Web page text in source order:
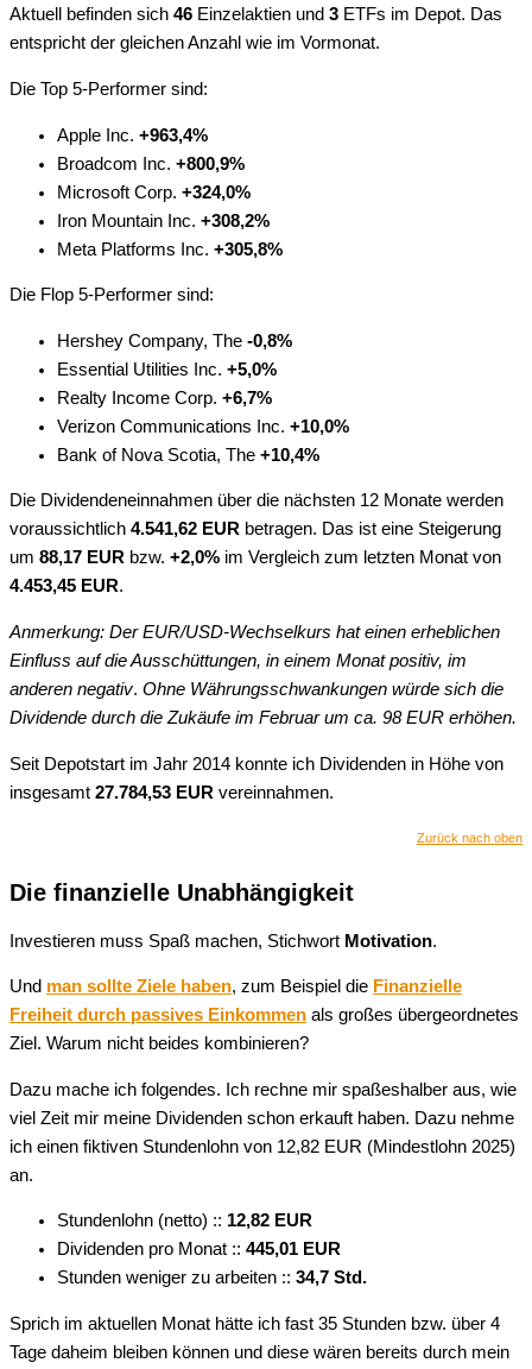
Aktuell befinden sich 46 Einzelaktien und 3 ETFs im Depot. Das
entspricht der gleichen Anzahl wie im Vormonat.
Die Top 5-Performer sind:
Apple Inc. +963,4%
Broadcom Inc. +800,9%
Microsoft Corp. +324,0%
Iron Mountain Inc. +308,2%
Meta Platforms Inc. +305,8%
Die Flop 5-Performer sind:
Hershey Company, The -0,8%
Essential Utilities Inc. +5,0%
Realty Income Corp. +6,7%
Verizon Communications Inc. +10,0%
Bank of Nova Scotia, The +10,4%
Die Dividendeneinnahmen über die nächsten 12 Monate werden
voraussichtlich 4.541,62 EUR betragen. Das ist eine Steigerung
um 88,17 EUR bzw. +2,0% im Vergleich zum letzten Monat von
4.453,45 EUR.
Anmerkung: Der EUR/USD-Wechselkurs hat einen erheblichen
Einfluss auf die Ausschüttungen, in einem Monat positiv, im
anderen negativ. Ohne Währungsschwankungen würde sich die
Dividende durch die Zukäufe im Februar um ca. 98 EUR erhöhen.
Seit Depotstart im Jahr 2014 konnte ich Dividenden in Höhe von
insgesamt 27.784,53 EUR vereinnahmen.
Zurück nach oben
Die finanzielle Unabhängigkeit
Investieren muss Spaß machen, Stichwort Motivation.
Und man sollte Ziele haben, zum Beispiel die Finanzielle
Freiheit durch passives Einkommen als großes übergeordnetes
Ziel. Warum nicht beides kombinieren?
Dazu mache ich folgendes. Ich rechne mir spaßeshalber aus, wie
viel Zeit mir meine Dividenden schon erkauft haben. Dazu nehme
ich einen fiktiven Stundenlohn von 12,82 EUR (Mindestlohn 2025)
an.
Stundenlohn (netto) :: 12,82 EUR
Dividenden pro Monat :: 445,01 EUR
Stunden weniger zu arbeiten :: 34,7 Std.
Sprich im aktuellen Monat hätte ich fast 35 Stunden bzw. über 4
Tage daheim bleiben können und diese wären bereits durch mein